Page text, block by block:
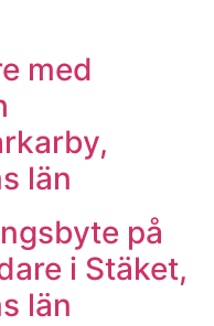
med
län
på
i Stäket,
län